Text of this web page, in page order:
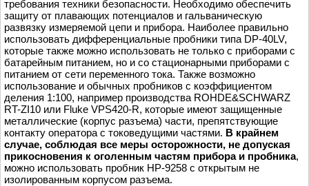
требования техники безопасности. Необходимо обеспечить
защиту от плавающих потенциалов и гальваническую
развязку измеряемой цепи и прибора. Наиболее правильно
использовать дифференциальные пробники типа DP-40LV,
которые также можно использовать не только с приборами с
батарейным питанием, но и со стационарными приборами с
питанием от сети переменного тока. Также возможно
использование и обычных пробников с коэффициентом
деления 1:100, например производства ROHDE&SCHWARZ
RT-ZI10 или Fluke VPS420-R, которые имеют защищенные
металлические (корпус разъема) части, препятствующие
контакту оператора с токоведущими частями. В крайнем
случае, соблюдая все меры осторожности, не допуская
прикосновения к оголенным частям прибора и пробника,
можно использовать пробник HP-9258 с открытым не
изолированным корпусом разъема.